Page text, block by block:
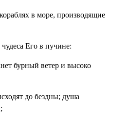
в море, производящие
Его в пучине:
бурный ветер и высоко
до бездны; душа